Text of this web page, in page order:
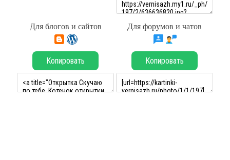
Для блогов и сайтов Для форумов и чатов
Копировать Копировать